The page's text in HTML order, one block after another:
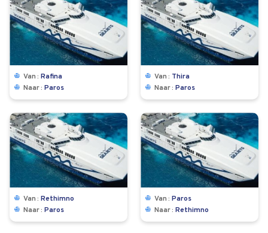
Van
Rafina
Naar
Paros
Van
Thira
Naar
Paros
Van
Rethimno
Naar
Paros
Van
Paros
Naar
Rethimno